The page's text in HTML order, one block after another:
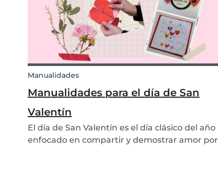
Manualidades
Manualidades para el día de San
Valentín
El día de San Valentín es el día clásico del año
enfocado en compartir y demostrar amor por